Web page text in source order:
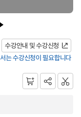
수강안내 및 수강신청
는 수강신청이 필요합니다